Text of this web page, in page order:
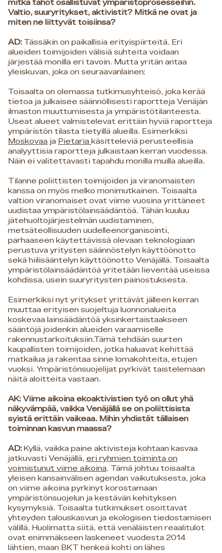
mitkä tahot osallistuvat ympäristöprosesseihin.
Valtio, suuryritykset, aktivistit? Mitkä ne ovat ja
miten ne liittyvät toisiinsa?
AD: Tässäkin on paikallisia erityispiirteitä. Eri
alueiden toimijoiden välisiä suhteita voidaan
järjestää monilla eri tavoin. Mutta yritän antaa
yleiskuvan, joka on seuraavanlainen:
Toisaalta on olemassa tutkimusyhteisö, joka kerää
tietoa ja julkaisee säännöllisesti raportteja Venäjän
ilmaston muuttumisesta ja ympäristötilanteesta.
Useat alueet valmistelevat erittäin hyviä raportteja
ympäristön tilasta tietyillä alueilla. Esimerkiksi
Moskovaa ja Pietaria käsitteleviä perusteellisia
analyyttisia raportteja julkaistaan kerran vuodessa.
Näin ei valitettavasti tapahdu monilla muilla alueilla.
Tilanne poliittisten toimijoiden ja viranomaisten
kanssa on myös melko monimutkainen. Toisaalta
valtion viranomaiset ovat viime vuosina yrittäneet
uudistaa ympäristölainsäädäntöä. Tähän kuuluu
jätehuoltojärjestelmän uudistaminen,
metsäteollisuuden uudelleenorganisointi,
parhaaseen käytettävissä olevaan teknologiaan
perustuva yritysten säännöstelyn käyttöönotto
sekä hiilisääntelyn käyttöönotto Venäjällä. Toisaalta
ympäristölainsäädäntöä yritetään lieventää useissa
kohdissa, usein suuryritysten painostuksesta.
Esimerkiksi nyt yritykset yrittävät jälleen kerran
muuttaa erityisen suojeltuja luonnonalueita
koskevaa lainsäädäntöä yksinkertaistaakseen
sääntöjä joidenkin alueiden varaamiselle
rakennustarkoituksiin.Tämä tehdään suurten
kaupallisten toimijoiden, jotka haluavat kehittää
matkailua ja rakentaa sinne lomakohteita, etujen
vuoksi. Ympäristönsuojelijat pyrkivät taistelemaan
näitä aloitteita vastaan.
AK: Viime aikoina ekoaktivistien työ on ollut yhä
näkyvämpää, vaikka Venäjällä se on poliittisista
syistä erittäin vaikeaa. Mihin yhdistät tällaisen
toiminnan kasvun maassa?
AD: Kyllä, vaikka paine aktivisteja kohtaan kasvaa
jatkuvasti Venäjällä, eri ryhmien toiminta on
voimistunut viime aikoina. Tämä johtuu toisaalta
yleisen kansainvälisen agendan vaikutuksesta, joka
on viime aikoina pyrkinyt korostamaan
ympäristönsuojelun ja kestävän kehityksen
kysymyksiä. Toisaalta tutkimukset osoittavat
yhteyden talouskasvun ja ekologisen tiedostamisen
välillä. Huolimatta siitä, että venäläisten reaalitulot
ovat enimmäkseen laskeneet vuodesta 2014
lähtien, maan BKT henkeä kohti on lähes